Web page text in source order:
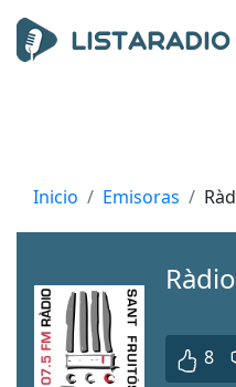
Inicio Emisoras
8